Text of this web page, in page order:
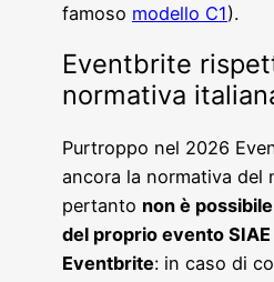
famoso modello C1).
Eventbrite
normativa
Purtroppo nel 2026
ancora la normativa del
pertanto non è
del proprio evento
Eventbrite: in caso di